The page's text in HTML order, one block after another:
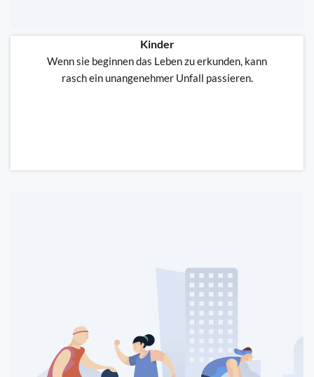
Kinder
Wenn sie beginnen das Leben zu erkunden, kann
rasch ein unangenehmer Unfall passieren.